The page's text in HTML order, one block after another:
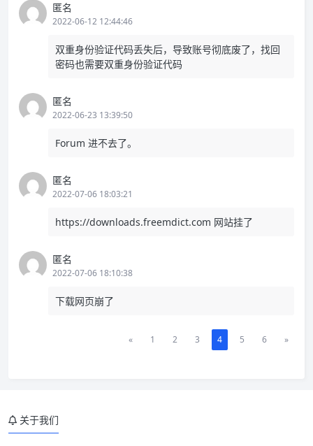
匿名
2022-06-12 12:44:46
双重身份验证代码丢失后，导致账号彻底废了，找回
密码也需要双重身份验证代码
匿名
2022-06-23 13:39:50
Forum 进不去了。
匿名
2022-07-06 18:03:21
https://downloads.freemdict.com 网站挂了
匿名
2022-07-06 18:10:38
下载网页崩了
« 1 2 3 4 5 6 »
关于我们